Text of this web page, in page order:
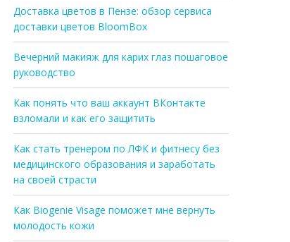
Доставка цветов в Пензе: обзор сервиса
доставки цветов BloomBox
Вечерний макияж для карих глаз пошаговое
руководство
Как понять что ваш аккаунт ВКонтакте
взломали и как его защитить
Как стать тренером по ЛФК и фитнесу без
медицинского образования и заработать
на своей страсти
Как Biogenie Visage поможет мне вернуть
молодость кожи